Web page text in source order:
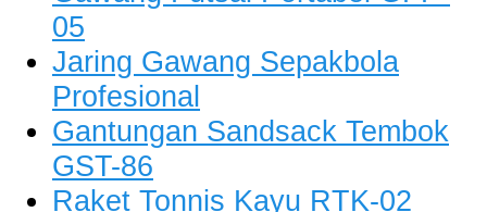
05
Jaring Gawang Sepakbola
Profesional
Gantungan Sandsack Tembok
GST-86
Raket Tonnis Kayu RTK-02